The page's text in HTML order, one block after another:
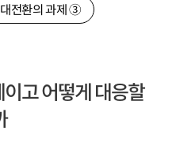
전환의 과제 ③
고 어떻게 대응할